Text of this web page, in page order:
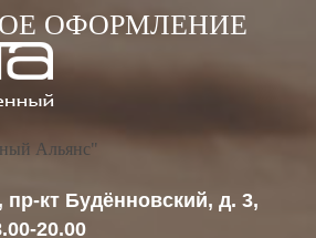
Альянс"
пр-кт Будённовский, д. 3,
20.00